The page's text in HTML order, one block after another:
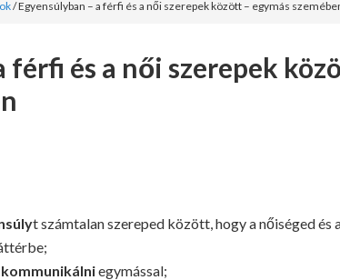
/Egyensúlyban – a férfi és a női szerepek között – egymás
férfi és a női szerepek
t számtalan szereped között, hogy a nőiséged és
kommunikálniegymással;